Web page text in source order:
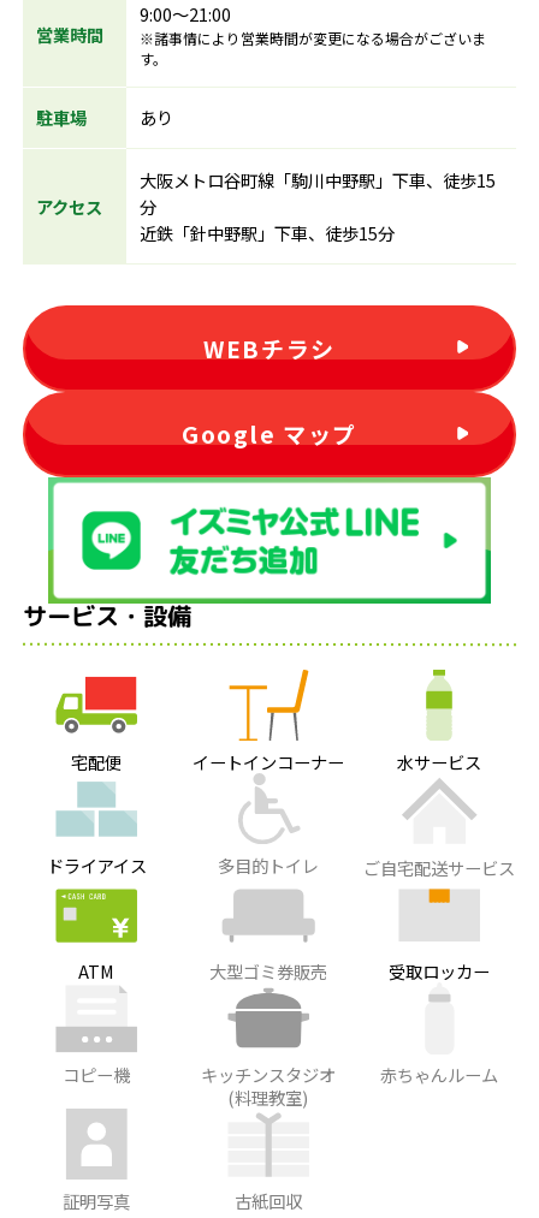
営業時間
9:00～21:00
※諸事情により営業時間が変更になる場合がございま
す。
駐車場 あり
アクセス
大阪メトロ谷町線「駒川中野駅」下車、徒歩15
分
近鉄「針中野駅」下車、徒歩15分
WEBチラシ
Google マップ
サービス・設備
宅配便 イートインコーナー 水サービス
ドライアイス 多目的トイレ ご自宅配送サービス
ATM 大型ゴミ券販売 受取ロッカー
コピー機
キッチンスタジオ
(料理教室)
赤ちゃんルーム
証明写真 古紙回収